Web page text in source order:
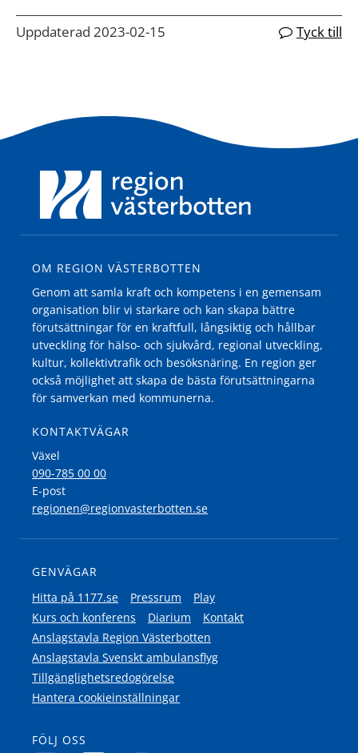
Uppdaterad 2023-02-15 Tyck till
OM REGION VÄSTERBOTTEN
Genom att samla kraft och kompetens i en gemensam
organisation blir vi starkare och kan skapa bättre
förutsättningar för en kraftfull, långsiktig och hållbar
utveckling för hälso- och sjukvård, regional utveckling,
kultur, kollektivtrafik och besöksnäring. En region ger
också möjlighet att skapa de bästa förutsättningarna
för samverkan med kommunerna.
KONTAKTVÄGAR
Växel
090-785 00 00
E-post
regionen@regionvasterbotten.se
GENVÄGAR
Hitta på 1177.se
Pressrum
Play
Kurs och konferens
Diarium
Kontakt
Anslagstavla Region Västerbotten
Anslagstavla Svenskt ambulansflyg
Tillgänglighetsredogörelse
Hantera cookieinställningar
FÖLJ OSS